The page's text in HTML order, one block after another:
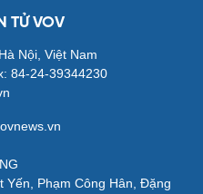
Tư vấn
TỬ VOV
Nội, Việt Nam
84-24-39344230
Yến, Phạm Công Hân, Đặng